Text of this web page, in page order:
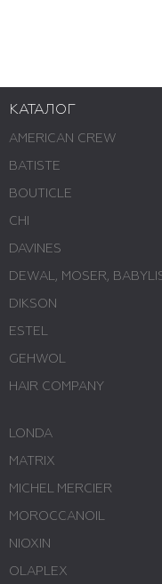
КАТАЛОГ
AMERICAN CREW
BATISTE
BOUTICLE
CHI
DAVINES
DEWAL, MOSER,
DIKSON
ESTEL
GEHWOL
HAIR COMPANY
LONDA
MATRIX
MICHEL MERCIER
MOROCCANOIL
NIOXIN
OLAPLEX